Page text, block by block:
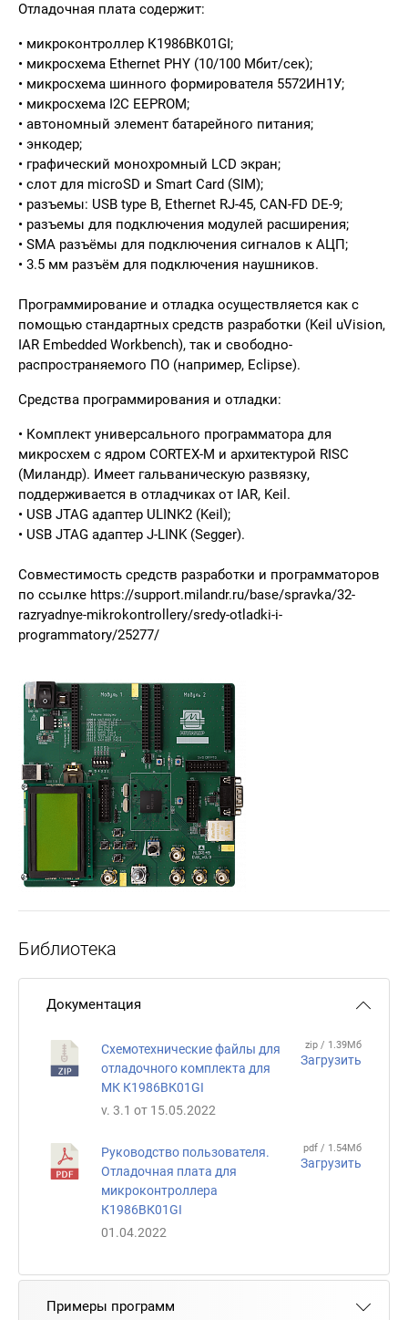
Отладочная плата содержит:
• микроконтроллер К1986ВК01GI;
• микросхема Ethernet PHY (10/100 Мбит/сек);
• микросхема шинного формирователя 5572ИН1У;
• микросхема I2C EEPROM;
• автономный элемент батарейного питания;
• энкодер;
• графический монохромный LCD экран;
• слот для microSD и Smart Card (SIM);
• разъемы: USB type B, Ethernet RJ-45, CAN-FD DE-9;
• разъемы для подключения модулей расширения;
• SMA разъёмы для подключения сигналов к АЦП;
• 3.5 мм разъём для подключения наушников.
Программирование и отладка осуществляется как с
помощью стандартных средств разработки (Keil uVision,
IAR Embedded Workbench), так и свободно-
распространяемого ПО (например, Eclipse).
Средства программирования и отладки:
• Комплект универсального программатора для
микросхем с ядром CORTEX-M и архитектурой RISC
(Миландр). Имеет гальваническую развязку,
поддерживается в отладчиках от IAR, Keil.
• USB JTAG адаптер ULINK2 (Keil);
• USB JTAG адаптер J-LINK (Segger).
Совместимость средств разработки и программаторов
по ссылке https://support.milandr.ru/base/spravka/32-
razryadnye-mikrokontrollery/sredy-otladki-i-
programmatory/25277/
Библиотека
Документация
Схемотехнические файлы для
отладочного комплекта для
МК К1986ВК01GI
v. 3.1 от 15.05.2022
zip / 1.39Мб
Загрузить
Руководство пользователя.
Отладочная плата для
микроконтроллера
К1986ВК01GI
01.04.2022
pdf / 1.54Мб
Загрузить
Примеры программ